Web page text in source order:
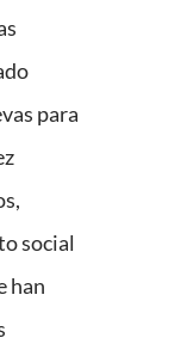
para
social
han